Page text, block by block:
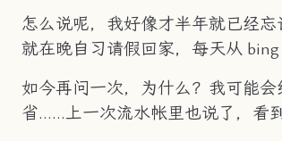
怎么说呢，我好像才半年就已经
就在晚自习请假回家，每天从
如今再问一次，为什么？我可能
省……上一次流水帐里也说了，看到